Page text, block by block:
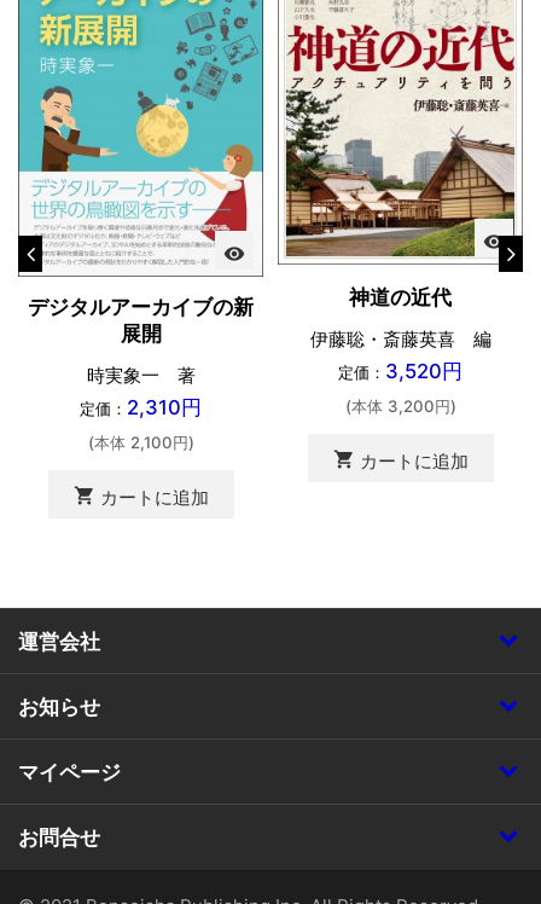
visibility
デジタルアーカイブの新
展開
時実象一 著
定価： 2,310円
(本体 2,100円)
shopping_cart カートに追加
visibility
神道の近代
伊藤聡・斎藤英喜 編
定価： 3,520円
(本体 3,200円)
shopping_cart カートに追加
運営会社
お知らせ
マイページ
お問合せ